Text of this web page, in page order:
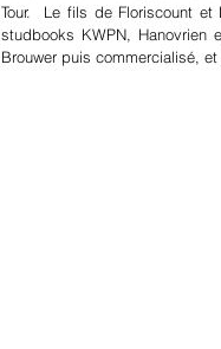
Tour.  Le fils de Floriscount
studbooks KWPN,
Brouwer puis commercialisé,